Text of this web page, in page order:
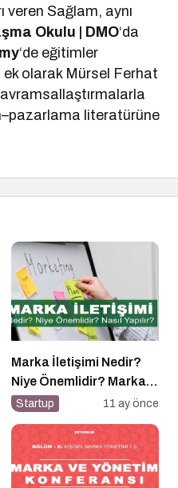
Sağlam, aynı
Okulu | DMO‘da
‘de eğitimler
olarak Mürsel Ferhat
literatürüne
Marka İletişimi Nedir?
Niye Önemlidir? Marka
İletişimi Nasıl Yapılır?
Startup 11 ay önce